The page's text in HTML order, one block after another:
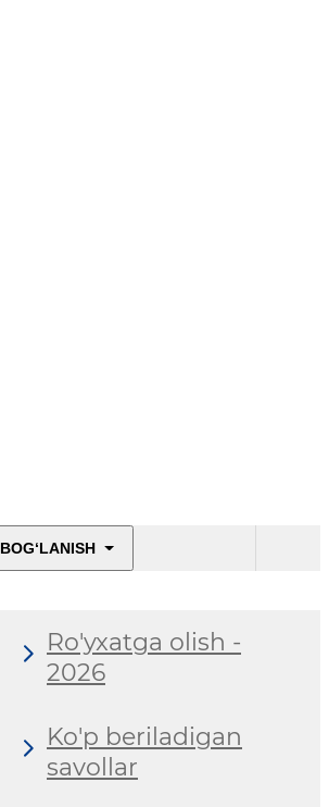
BOG‘LANISH
Ro'yxatga olish -
2026
Ko'p beriladigan
savollar